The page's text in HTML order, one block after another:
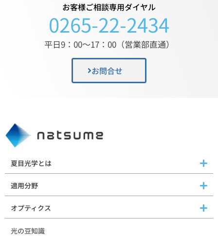
お客様ご相談専用ダイヤル
0265-22-2434
平日9：00〜17：00（営業部直通）
お問合せ
夏目光学とは
適用分野
オプティクス
光の豆知識